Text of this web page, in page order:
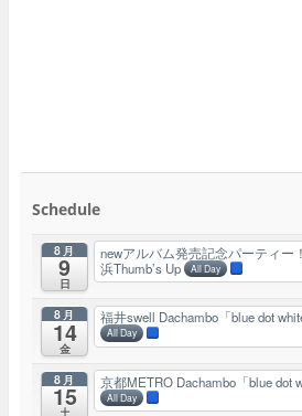
Schedule
8月
9
日
newアルバム発売記念パーティー
浜Thumb’s Up
All Day
8月
14
金
福井swell Dachambo「blue dot
All Day
8月
15
土
京都METRO Dachambo「blue dot
All Day